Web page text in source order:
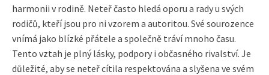
harmonii v rodině. Neteř často hledá oporu a rady u svých
rodičů, kteří jsou pro ni vzorem a autoritou. Své sourozence
vnímá jako blízké přátele a společně tráví mnoho času.
Tento vztah je plný lásky, podpory i občasného rivalství. Je
důležité, aby se neteř cítila respektována a slyšena ve svém